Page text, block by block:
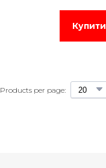
Купити
Products per page: